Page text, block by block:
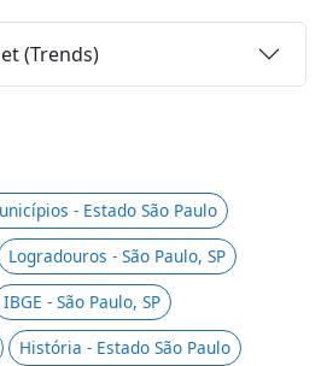
(Trends)
- Estado São Paulo
Logradouros - São Paulo, SP
IBGE - São Paulo, SP
História - Estado São Paulo